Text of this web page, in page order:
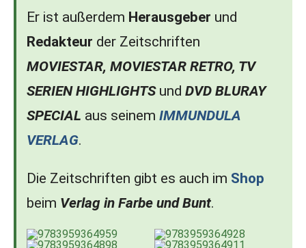
Er ist außerdem Herausgeber und
Redakteur der Zeitschriften
MOVIESTAR, MOVIESTAR RETRO, TV
SERIEN HIGHLIGHTSund DVD BLURAY
SPECIAL aus seinem IMMUNDULA
VERLAG.
Die Zeitschriften gibt es auch im Shop
beim Verlag in Farbe und Bunt.